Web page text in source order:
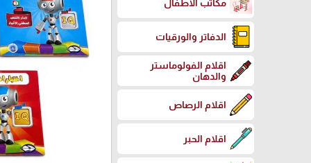
مكاتب الاطفال
الدفاتر والورقيات
اقلام الفولوماستر
والدهان
اقلام الرصاص
اقلام الحبر